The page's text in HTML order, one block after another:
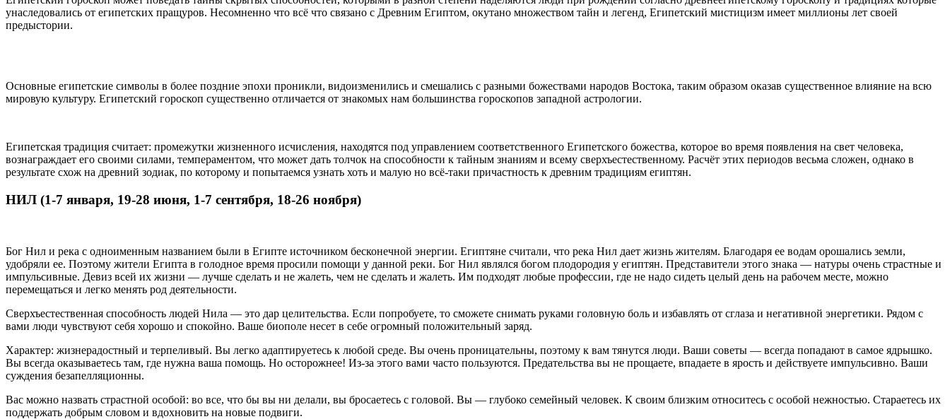
унаследовались от египетских пращуров. Несомненно что всё что связано с Древним Египтом, окутано множеством тайн и легенд, Египетский мистицизм имеет миллионы лет своей
предыстории.
Основные египетские символы в более поздние эпохи проникли, видоизменились и смешались с разными божествами народов Востока, таким образом оказав существенное влияние на всю
мировую культуру. Египетский гороскоп существенно отличается от знакомых нам большинства гороскопов западной астрологии.
Египетская традиция считает: промежутки жизненного исчисления, находятся под управлением соответственного Египетского божества, которое во время появления на свет человека,
вознаграждает его своими силами, темпераментом, что может дать толчок на способности к тайным знаниям и всему сверхъестественному. Расчёт этих периодов весьма сложен, однако в
результате схож на древний зодиак, по которому и попытаемся узнать хоть и малую но всё-таки причастность к древним традициям египтян.
НИЛ (1-7 января, 19-28 июня, 1-7 сентября, 18-26 ноября)
Бог Нил и река с одноименным названием были в Египте источником бесконечной энергии. Египтяне считали, что река Нил дает жизнь жителям. Благодаря ее водам орошались земли,
удобряли ее. Поэтому жители Египта в голодное время просили помощи у данной реки. Бог Нил являлся богом плодородия у египтян. Представители этого знака — натуры очень страстные и
импульсивные. Девиз всей их жизни — лучше сделать и не жалеть, чем не сделать и жалеть. Им подходят любые профессии, где не надо сидеть целый день на рабочем месте, можно
перемещаться и легко менять род деятельности.
Сверхъестественная способность людей Нила — это дар целительства. Если попробуете, то сможете снимать руками головную боль и избавлять от сглаза и негативной энергетики. Рядом с
вами люди чувствуют себя хорошо и спокойно. Ваше биополе несет в себе огромный положительный заряд.
Характер: жизнерадостный и терпеливый. Вы легко адаптируетесь к любой среде. Вы очень проницательны, поэтому к вам тянутся люди. Ваши советы — всегда попадают в самое ядрышко.
Вы всегда оказываетесь там, где нужна ваша помощь. Но осторожнее! Из-за этого вами часто пользуются. Предательства вы не прощаете, впадаете в ярость и действуете импульсивно. Ваши
суждения безапелляционны.
Вас можно назвать страстной особой: во все, что бы вы ни делали, вы бросаетесь с головой. Вы — глубоко семейный человек. К своим близким относитесь с особой нежностью. Стараетесь их
поддержать добрым словом и вдохновить на новые подвиги.